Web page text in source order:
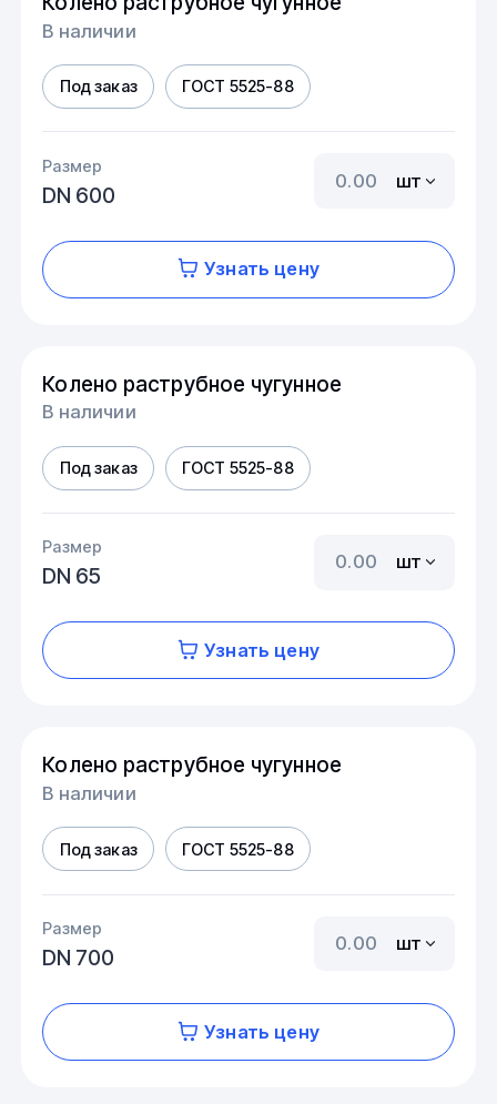
В наличии
Под заказ ГОСТ 5525-88
Размер
DN 600
шт
Узнать цену
Колено раструбное чугунное
В наличии
Под заказ ГОСТ 5525-88
Размер
DN 65
шт
Узнать цену
Колено раструбное чугунное
В наличии
Под заказ ГОСТ 5525-88
Размер
DN 700
шт
Узнать цену